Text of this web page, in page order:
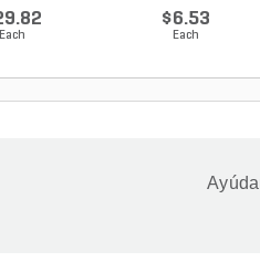
Each
$6.53
Each